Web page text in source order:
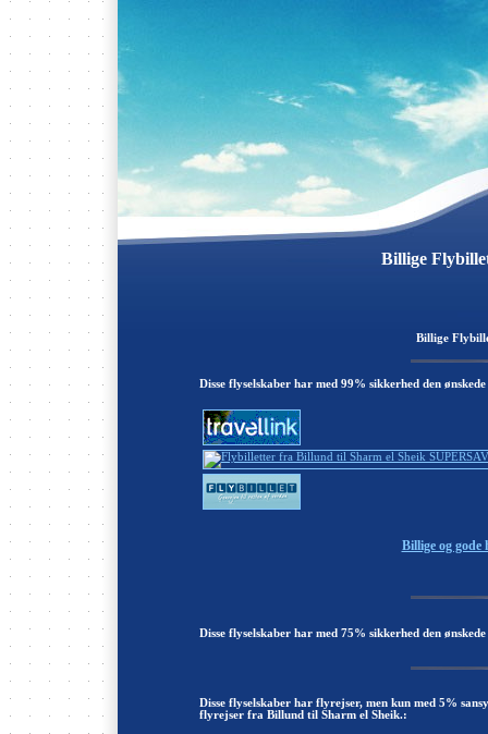
Billige
Billige
Disse flyselskaber har med 99% sikkerhed den
Billige og
Disse flyselskaber har med 75% sikkerhed den
Disse flyselskaber har flyrejser, men kun med 5%
flyrejser fra Billund til Sharm el Sheik.: